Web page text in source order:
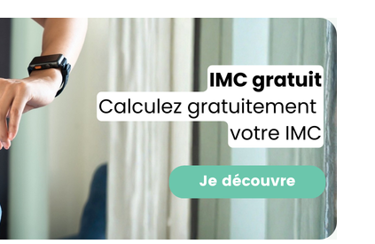
CROQ.
Je consens à ce que la société
Prisma Players analyse le taux
des courriels pour mesurer et
performances des campagnes.
pourrons savoir si vous ouvrez les
l'heure à laquelle vous le faites
des informations sur le terminal
utilisez. Pour en savoir plus sur ces
politique de